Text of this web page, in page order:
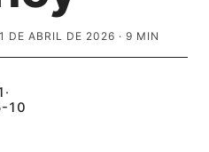
1 DE ABRIL DE 2026 · 9 MIN
·
10